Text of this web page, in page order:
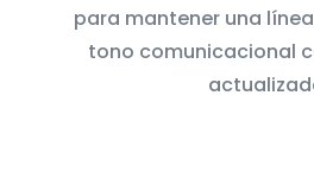
para mantener una
tono comunicacional